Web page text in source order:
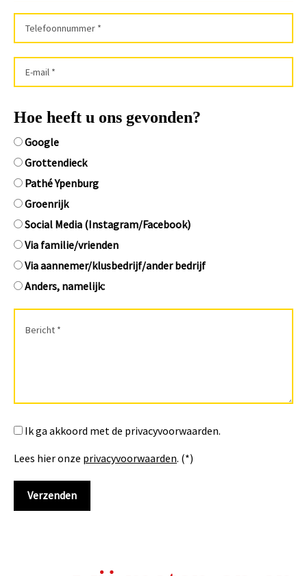
Hoe heeft u ons gevonden?
Google
Grottendieck
Pathé Ypenburg
Groenrijk
Social Media (Instagram/Facebook)
Via familie/vrienden
Via aannemer/klusbedrijf/ander bedrijf
Anders, namelijk:
Ik ga akkoord met de privacyvoorwaarden.
Lees hier onze privacyvoorwaarden. (*)